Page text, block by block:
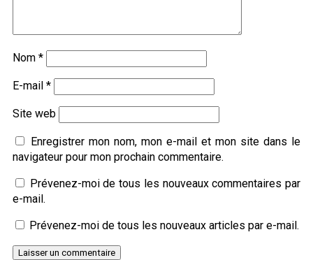
Nom *
E-mail *
Site web
Enregistrer mon nom, mon e-mail et mon site dans le
navigateur pour mon prochain commentaire.
Prévenez-moi de tous les nouveaux commentaires par
e-mail.
Prévenez-moi de tous les nouveaux articles par e-mail.